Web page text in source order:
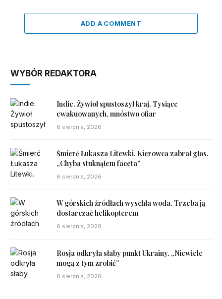
ADD A COMMENT
WYBÓR REDAKTORA
Indie. Żywioł spustoszył kraj. Tysiące
ewakuowanych, mnóstwo ofiar
6 sierpnia, 2026
Śmierć Łukasza Litewki. Kierowca zabrał głos.
„Chyba stuknąłem faceta”
6 sierpnia, 2026
W górskich źródłach wyschła woda. Trzeba ją
dostarczać helikopterem
6 sierpnia, 2026
Rosja odkryła słaby punkt Ukrainy. „Niewiele
mogą z tym zrobić”
6 sierpnia, 2026